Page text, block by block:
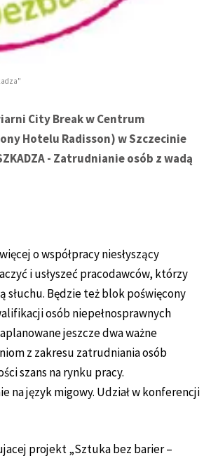
City Break w Centrum
Hotelu Radisson) w Szczecinie
- Zatrudnianie osób z wadą
o współpracy niesłyszący
i usłyszeć pracodawców, którzy
słuchu. Będzie też blok poświęcony
osób niepełnosprawnych
jeszcze dwa ważne
z zakresu zatrudniania osób
szans na rynku pracy.
na język migowy. Udział w konferencji
projekt „Sztuka bez barier –